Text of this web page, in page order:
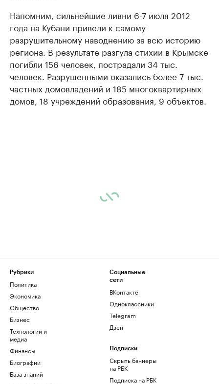
Напомним, сильнейшие ливни 6-7 июля 2012
года на Кубани привели к самому
разрушительному наводнению за всю историю
региона. В результате разгула стихии в Крымске
погибли 156 человек, пострадали 34 тыс.
человек. Разрушенными оказались более 7 тыс.
частных домовладений и 185 многоквартирных
домов, 18 учреждений образования, 9 объектов.
Рубрики
Политика
Экономика
Общество
Бизнес
Технологии и
медиа
Финансы
Биографии
База знаний
Социальные
сети
ВКонтакте
Одноклассники
Telegram
Дзен
Подписки
Скрыть баннеры
на РБК
Подписка на РБК